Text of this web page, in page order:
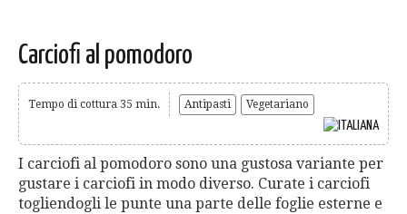
Carciofi al pomodoro
Tempo di cottura 35 min. Antipasti Vegetariano
I carciofi al pomodoro sono una gustosa variante per
gustare i carciofi in modo diverso. Curate i carciofi
togliendogli le punte una parte delle foglie esterne e